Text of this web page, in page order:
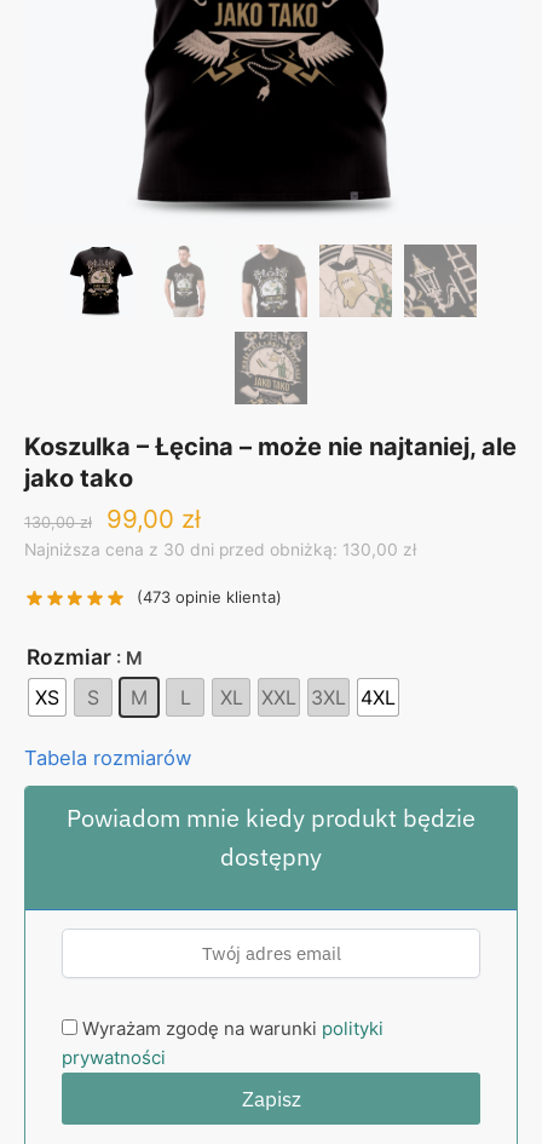
Koszulka – Łęcina – może nie najtaniej, ale
jako tako
130,00zł
Original
price
130,00 zł.
99,00 złCurrent
price
99,00 zł.
Najniższa cena z 30 dni przed obniżką: 130,00 zł
(473 opinie klienta)
Rozmiar : M
XS S M L XL XXL 3XL 4XL
Tabela rozmiarów
Powiadom mnie kiedy produkt będzie
dostępny
Wyrażam zgodę na warunki polityki
prywatności